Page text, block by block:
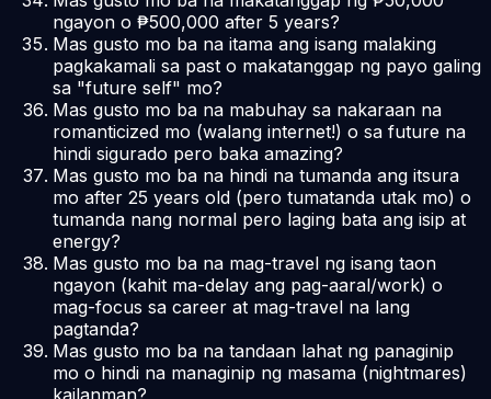
ngayon o ₱500,000 after 5 years?
Mas gusto mo ba na itama ang isang malaking
pagkakamali sa past o makatanggap ng payo galing
sa "future self" mo?
Mas gusto mo ba na mabuhay sa nakaraan na
romanticized mo (walang internet!) o sa future na
hindi sigurado pero baka amazing?
Mas gusto mo ba na hindi na tumanda ang itsura
mo after 25 years old (pero tumatanda utak mo) o
tumanda nang normal pero laging bata ang isip at
energy?
Mas gusto mo ba na mag-travel ng isang taon
ngayon (kahit ma-delay ang pag-aaral/work) o
mag-focus sa career at mag-travel na lang
pagtanda?
Mas gusto mo ba na tandaan lahat ng panaginip
mo o hindi na managinip ng masama (nightmares)